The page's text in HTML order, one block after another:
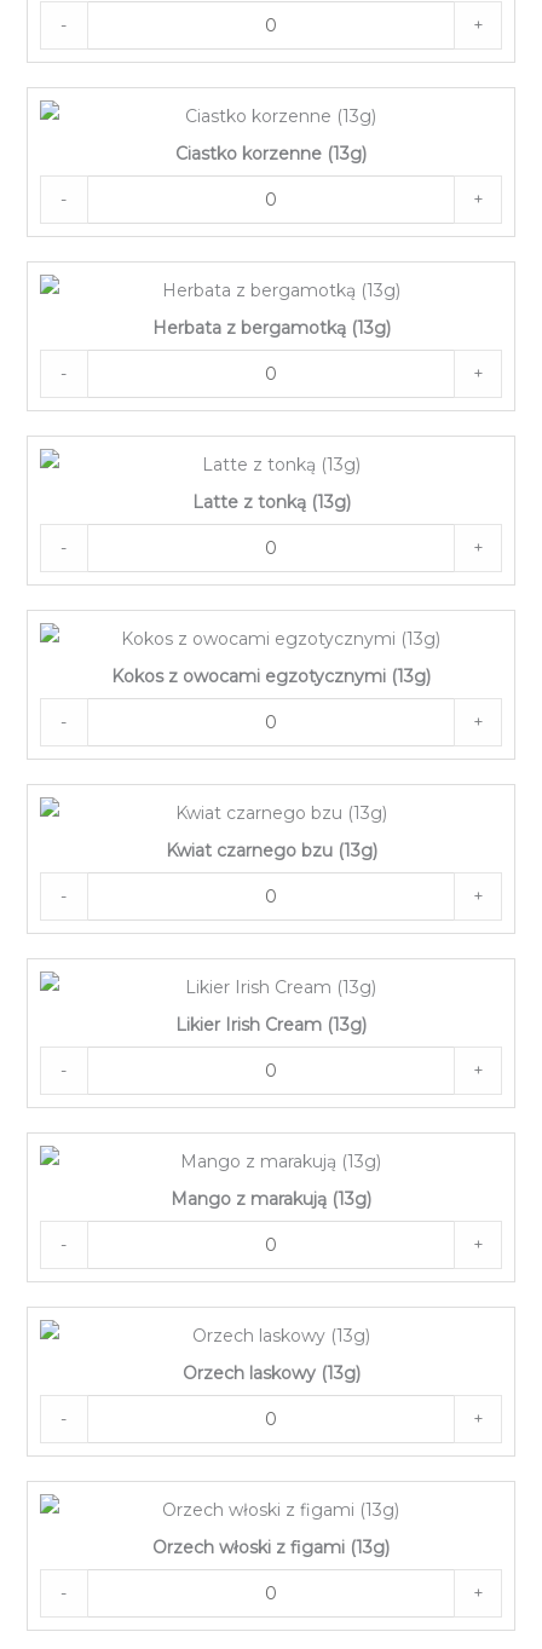
- +
Ciastko korzenne (13g)
- +
Herbata z bergamotką (13g)
- +
Latte z tonką (13g)
- +
Kokos z owocami egzotycznymi (13g)
- +
Kwiat czarnego bzu (13g)
- +
Likier Irish Cream (13g)
- +
Mango z marakują (13g)
- +
Orzech laskowy (13g)
- +
Orzech włoski z figami (13g)
- +